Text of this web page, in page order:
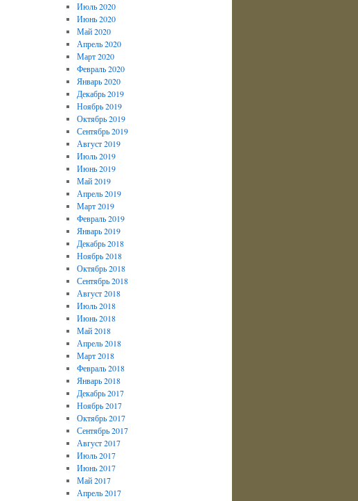
Июль 2020
Июнь 2020
Май 2020
Апрель 2020
Март 2020
Февраль 2020
Январь 2020
Декабрь 2019
Ноябрь 2019
Октябрь 2019
Сентябрь 2019
Август 2019
Июль 2019
Июнь 2019
Май 2019
Апрель 2019
Март 2019
Февраль 2019
Январь 2019
Декабрь 2018
Ноябрь 2018
Октябрь 2018
Сентябрь 2018
Август 2018
Июль 2018
Июнь 2018
Май 2018
Апрель 2018
Март 2018
Февраль 2018
Январь 2018
Декабрь 2017
Ноябрь 2017
Октябрь 2017
Сентябрь 2017
Август 2017
Июль 2017
Июнь 2017
Май 2017
Апрель 2017